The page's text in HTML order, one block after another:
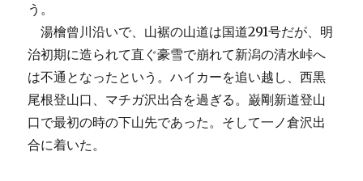
う。
湯檜曾川沿いで、山裾の山道は国道291号だが、明
治初期に造られて直ぐ豪雪で崩れて新潟の清水峠へ
は不通となったという。ハイカーを追い越し、西黒
尾根登山口、マチガ沢出合を過ぎる。巌剛新道登山
口で最初の時の下山先であった。そして一ノ倉沢出
合に着いた。